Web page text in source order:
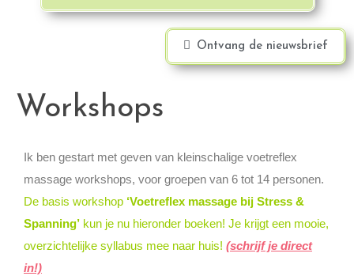
Ontvang de nieuwsbrief
Workshops
Ik ben gestart met geven van kleinschalige voetreflex
massage workshops, voor groepen van 6 tot 14 personen.
De basis workshop ‘Voetreflex massage bij Stress &
Spanning’ kun je nu hieronder boeken! Je krijgt een mooie,
overzichtelijke syllabus mee naar huis! (schrijf je direct
in!)